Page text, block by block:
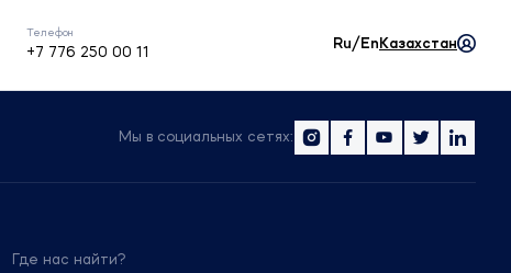
Телефон
+7 776 250 00 11
Ru/En Казахстан
Мы в социальных сетях:
Где нас найти?